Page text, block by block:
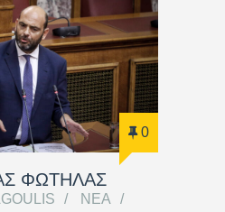
0
ΦΩΤΗΛΑΣ
ΝΈΑ